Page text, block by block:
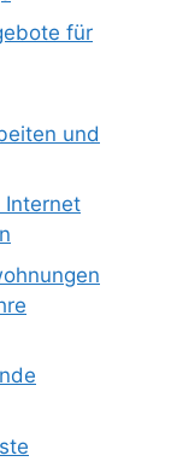
für
und
Internet